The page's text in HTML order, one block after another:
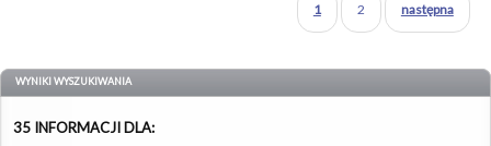
1 2 następna
WYNIKI WYSZUKIWANIA
35 INFORMACJI DLA: